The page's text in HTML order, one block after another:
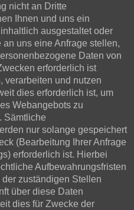
nicht an Dritte
Ihnen und uns ein
ausgestaltet oder
uns eine Anfrage stellen,
Daten von
erforderlich ist
verarbeiten und nutzen
dies erforderlich ist, um
Webangebots zu
Sämtliche
nur solange gespeichert
(Bearbeitung Ihrer Anfrage
erforderlich ist. Hierbei
Aufbewahrungsfristen
zuständigen Stellen
über diese Daten
dies für Zwecke der